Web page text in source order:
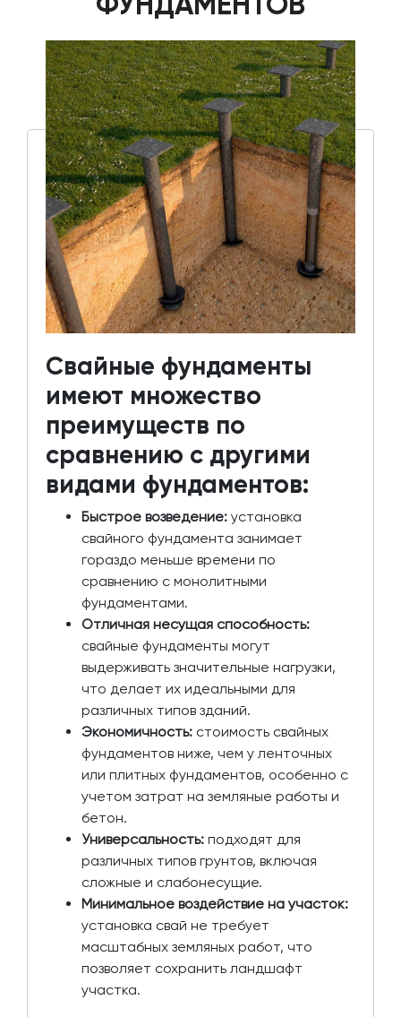
Свайные фундаменты
имеют множество
преимуществ по
сравнению с другими
видами фундаментов:
Быстрое возведение: установка
свайного фундамента занимает
гораздо меньше времени по
сравнению с монолитными
фундаментами.
Отличная несущая способность:
свайные фундаменты могут
выдерживать значительные нагрузки,
что делает их идеальными для
различных типов зданий.
Экономичность: стоимость свайных
фундаментов ниже, чем у ленточных
или плитных фундаментов, особенно с
учетом затрат на земляные работы и
бетон.
Универсальность: подходят для
различных типов грунтов, включая
сложные и слабонесущие.
Минимальное воздействие на участок:
установка свай не требует
масштабных земляных работ, что
позволяет сохранить ландшафт
участка.